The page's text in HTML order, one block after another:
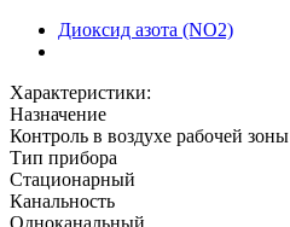
Диоксид азота (NO2)
Характеристики:
Назначение
Контроль в воздухе рабочей зоны
Тип прибора
Стационарный
Канальность
Одноканальный